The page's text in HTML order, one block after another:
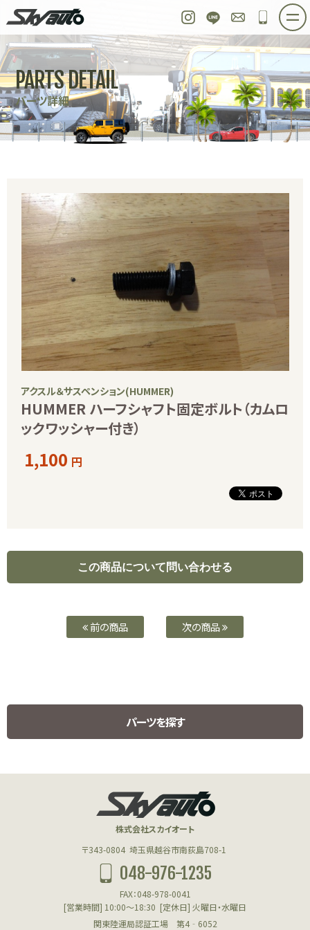
Instagram
LINE お問い合わせ
048-
ホーム 在庫車情報 ご購入プラン
整備作業実例 パーツ販売 買取＆オーダー
店舗紹介 工場紹介 会社概要
スタッフ紹介 求人情報 公式ブログ
PARTS DETAIL
パーツ詳細
アクスル＆サスペンション(HUMMER)
HUMMER ハーフシャフト固定ボルト（カムロ
ックワッシャー付き）
1,100 円
前の商品 次の商品
パーツを探す
HUMMER H1 PARTS
ハマーH1用パーツ
フューエル(HUMMER)
クーリング(HUMMER)
株式会社スカイオート
〒343-0804 埼玉県越谷市南荻島708-1
048-976-1235
FAX：048-978-0041
[営業時間] 10:00～18:30 [定休日] 火曜日・水曜日
関東陸運局認証工場 第4‐6052